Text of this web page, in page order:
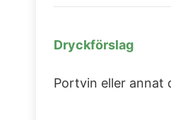
Dryckförslag
Portvin eller annat